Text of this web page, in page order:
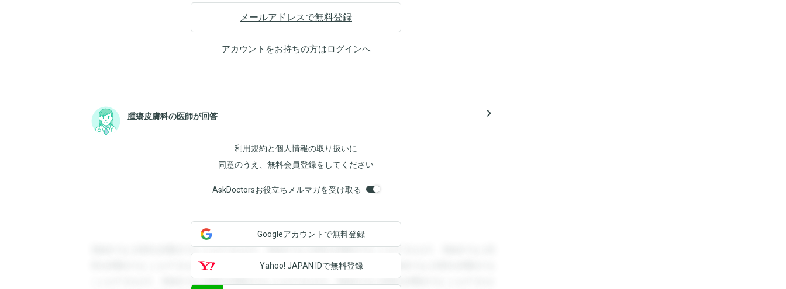
メールアドレスで無料登録
アカウントをお持ちの方はログインへ
腫瘍皮膚科の医師が回答 navigate_next
利用規約と個人情報の取り扱いに
同意のうえ、無料会員登録をしてください
AskDoctorsお役立ちメルマガを受け取る
登録すると回答を閲覧することができます。登録すると回答を閲覧することができます。登録すると回
答を閲覧することができます。登録すると回答を閲覧することができます。登録すると回答を閲覧する
ことができます。登録すると回答を閲覧することができます。登録すると回答を閲覧することができま
Googleアカウントで無料登録
Yahoo! JAPAN IDで無料登録